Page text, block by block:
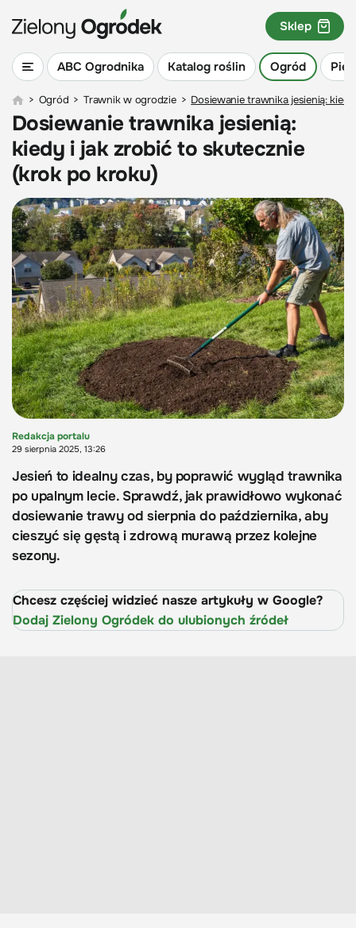
ABC Ogrodnika Katalog roślin Ogród
Sklep
> Ogród > Trawnik w ogrodzie > Dosiewanie trawnika jesienią:
Dosiewanie trawnika jesienią:
kiedy i jak zrobić to skutecznie
(krok po kroku)
Redakcja portalu
29 sierpnia 2025, 13:26
Jesień to idealny czas, by poprawić wygląd trawnika
po upalnym lecie. Sprawdź, jak prawidłowo wykonać
dosiewanie trawy od sierpnia do października, aby
cieszyć się gęstą i zdrową murawą przez kolejne
sezony.
Chcesz częściej widzieć nasze artykuły w Google?
Dodaj Zielony Ogródek do ulubionych źródeł